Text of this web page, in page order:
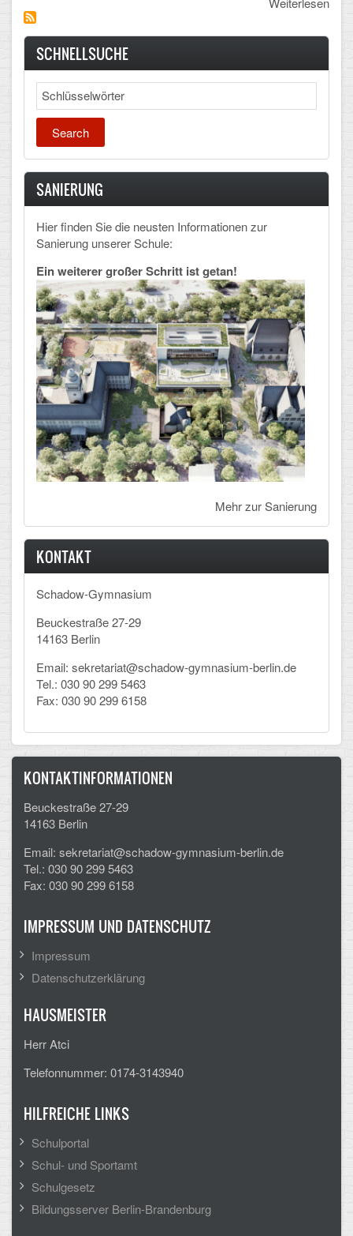
SCHNELLSUCHE
Search
SANIERUNG
Hier finden Sie die neusten Informationen zur
Sanierung unserer Schule:
Ein weiterer großer Schritt ist getan!
Mehr zur Sanierung
KONTAKT
Schadow-Gymnasium
Beuckestraße 27-29
14163 Berlin
Email: sekretariat@schadow-gymnasium-berlin.de
Tel.: 030 90 299 5463
Fax: 030 90 299 6158
KONTAKTINFORMATIONEN
Beuckestraße 27-29
14163 Berlin
Email: sekretariat@schadow-gymnasium-berlin.de
Tel.: 030 90 299 5463
Fax: 030 90 299 6158
IMPRESSUM UND DATENSCHUTZ
Impressum
Datenschutzerklärung
HAUSMEISTER
Herr Atci
Telefonnummer: 0174-3143940
HILFREICHE LINKS
Schulportal
Schul- und Sportamt
Schulgesetz
Bildungsserver Berlin-Brandenburg